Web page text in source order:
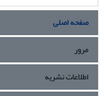
صفحه اصلی
مرور
اطلاعات نشریه